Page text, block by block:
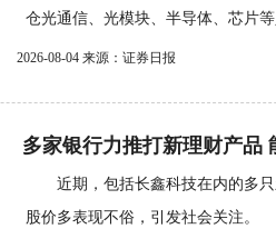
仓光通信、光模块、半导体、芯片
2026-08-04 来源：证券日报
多家银行力推打新理财产品
近期，包括长鑫科技在内的多只
股价多表现不俗，引发社会关注